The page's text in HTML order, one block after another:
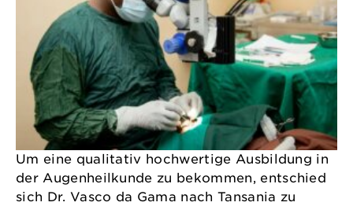
Um eine qualitativ hochwertige Ausbildung in
der Augenheilkunde zu bekommen, entschied
sich Dr. Vasco da Gama nach Tansania zu